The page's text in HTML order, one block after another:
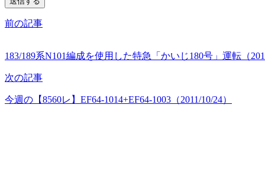
前の記事
183/189系N101編成を使用した特急「かいじ180号」運転（
次の記事
今週の【8560レ】EF64-1014+EF64-1003（2011/10/24）